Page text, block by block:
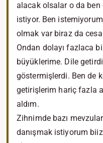
alacak olsalar o da ben
istiyor. Ben
olmak var biraz da
Ondan dolayı fazlaca
büyüklerime. Dile
göstermişlerdi. Ben de
getirişlerim hariç fazla
aldım.
Zihnimde bazı
danışmak istiyorum